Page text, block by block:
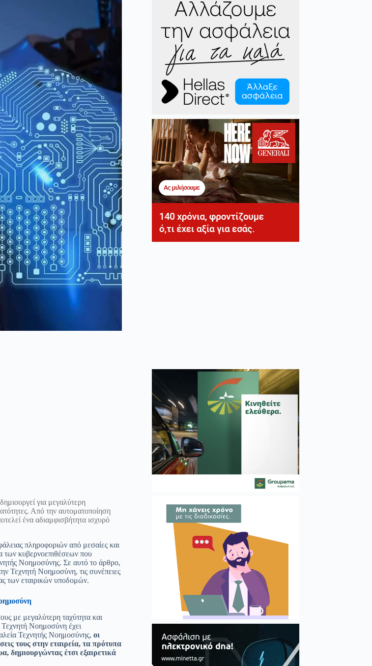
για μεγαλύτερη
Από την αυτοματοποίηση
ένα αδιαμφισβήτητα ισχυρό
πληροφοριών από μεσαίες και
των κυβερνοεπιθέσεων που
Νοημοσύνης. Σε αυτό το άρθρο,
Τεχνητή Νοημοσύνη, τις συνέπειες
των εταιρικών υποδομών.
με μεγαλύτερη ταχύτητα και
Τεχνητή Νοημοσύνη έχει
Τεχνητής Νοημοσύνης, οι
τους στην εταιρεία, τα πρότυπα
δημιουργώντας έτσι εξαιρετικά